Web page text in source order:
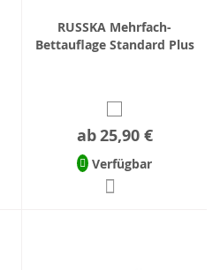
RUSSKA Mehrfach-
Bettauflage Standard Plus
ab25,90 €
Verfügbar